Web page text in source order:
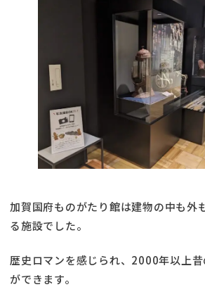
加賀国府ものがたり館は建物の中も外
る施設でした。
歴史ロマンを感じられ、2000年以上
ができます。